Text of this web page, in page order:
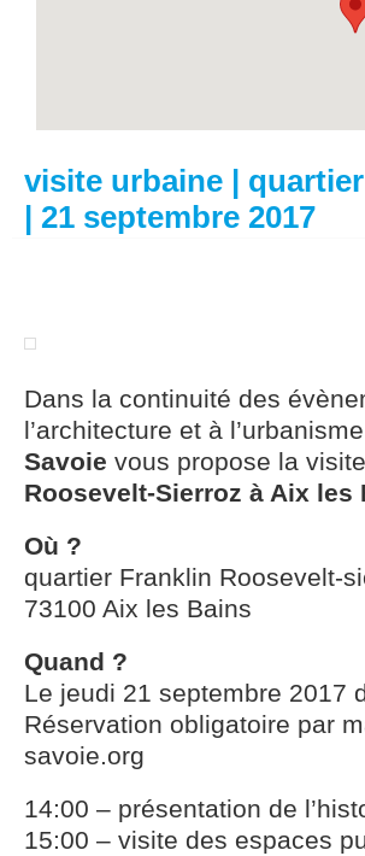
visite urbaine |
| 21 septembre 2017
Dans la continuité des
l’architecture et à
Savoie vous propose la
Roosevelt-Sierroz à Aix les
Où ?
quartier Franklin Roosevelt-
73100 Aix les Bains
Quand ?
Le jeudi 21 septembre 2017
Réservation obligatoire par
savoie.org
14:00 – présentation de
15:00 – visite des espaces